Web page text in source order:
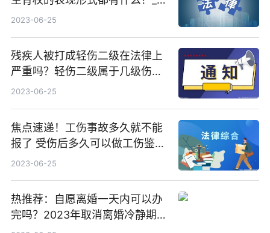
报
2023-06-25
残疾人被打成轻伤二级在法律上
严重吗？轻伤二级属于几级伤
残？|当前热门
2023-06-25
焦点速递！工伤事故多久就不能
报了 受伤后多久可以做工伤鉴
定？
2023-06-25
热推荐：自愿离婚一天内可以办
完吗？2023年取消离婚冷静期了